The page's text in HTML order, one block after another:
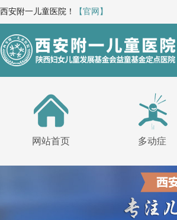
西安附一儿童医院！ 【官网】
网站首页 多动症